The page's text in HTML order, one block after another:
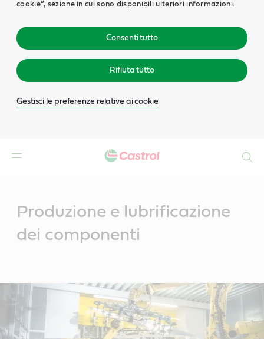
cookie”, sezione in cui sono disponibili ulteriori informazioni.
Consenti tutto
Rifiuta tutto
Gestisci le preferenze relative ai cookie
Produzione e lubrificazione
dei componenti